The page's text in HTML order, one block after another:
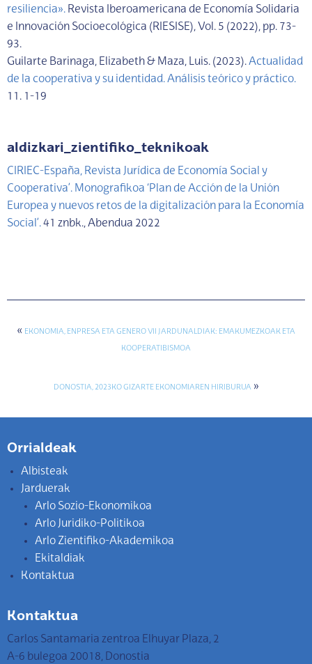
resiliencia». Revista Iberoamericana de Economía Solidaria
e Innovación Socioecológica (RIESISE), Vol. 5 (2022), pp. 73-
93.
Guilarte Barinaga, Elizabeth & Maza, Luis. (2023).Actualidad
de la cooperativa y su identidad. Análisis teórico y práctico.
11. 1-19
aldizkari_zientifiko_teknikoak
CIRIEC-España, Revista Jurídica de Economía Social y
Cooperativa’. Monografikoa ‘Plan de Acción de la Unión
Europea y nuevos retos de la digitalización para la Economía
Social’.41 znbk., Abendua 2022
« EKONOMIA, ENPRESA ETA GENERO VII JARDUNALDIAK: EMAKUMEZKOAK ETA
KOOPERATIBISMOA
DONOSTIA, 2023KO GIZARTE EKONOMIAREN HIRIBURUA»
Orrialdeak
Albisteak
Jarduerak
Arlo Sozio-Ekonomikoa
Arlo Juridiko-Politikoa
Arlo Zientifiko-Akademikoa
Ekitaldiak
Kontaktua
Kontaktua
Carlos Santamaria zentroa Elhuyar Plaza, 2
A-6 bulegoa 20018, Donostia